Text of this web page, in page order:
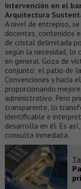
Intervención en el
Arquitectura
A nivel de entrepiso,
docentes, contenidos
de cristal delimitada
según la necesidad,
en general. Goza de
conjunto; el patio de
Convenciones y hacia
proporcionando
administrativo. Pero
transparente, lo
identificable e
desarrolla en él. Es
consulta inmediata.